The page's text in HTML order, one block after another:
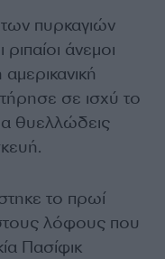
πυρκαγιών
άνεμοι
σε ισχύ το
θυελλώδεις
το πρωί
λόφους που
Πασίφικ